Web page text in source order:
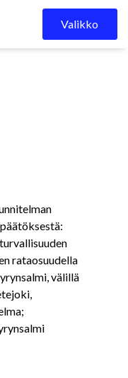
content
Valikko
rataosuudella
välillä